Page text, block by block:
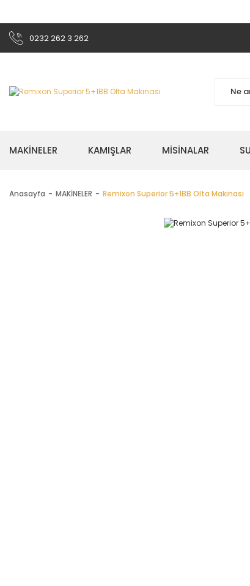
0232 262 3 262
MAKİNELER KAMIŞLAR MİSİNALAR
Anasayfa MAKİNELER Remixon Superior 5+1BB Olta Makinası